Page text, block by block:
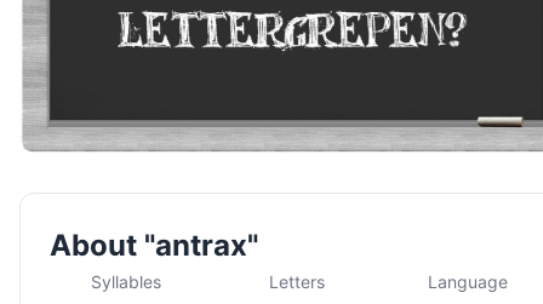
About "antrax"
Syllables Letters Language